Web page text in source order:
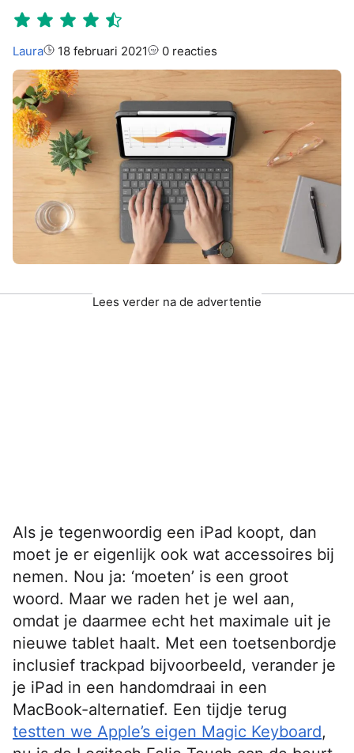
Auteur:
Laura 18 februari 2021 0 reacties
Lees verder na de advertentie
Als je tegenwoordig een iPad koopt, dan
moet je er eigenlijk ook wat accessoires bij
nemen. Nou ja: ‘moeten’ is een groot
woord. Maar we raden het je wel aan,
omdat je daarmee echt het maximale uit je
nieuwe tablet haalt. Met een toetsenbordje
inclusief trackpad bijvoorbeeld, verander je
je iPad in een handomdraai in een
MacBook-alternatief. Een tijdje terug
testten we Apple’s eigen Magic Keyboard,